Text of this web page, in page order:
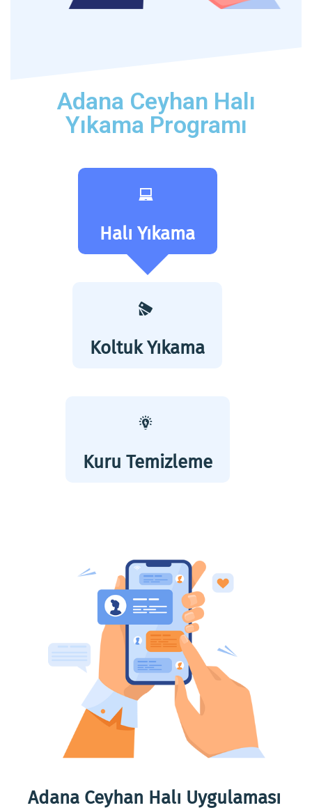
Adana Ceyhan Halı
Yıkama Programı
Halı Yıkama
Koltuk Yıkama
Kuru Temizleme
Adana Ceyhan Halı Uygulaması